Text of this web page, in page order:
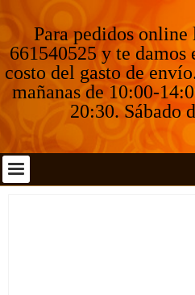
Para pedidos
661540525 y te
costo del gasto de
mañanas de 10:00-
20:30. Sábado